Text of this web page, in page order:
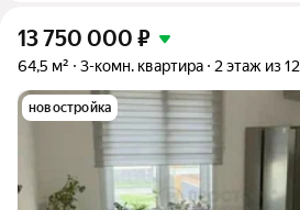
13 750 000 ₽
64,5 м² 3-комн. квартира 2 этаж из 12
новостройка